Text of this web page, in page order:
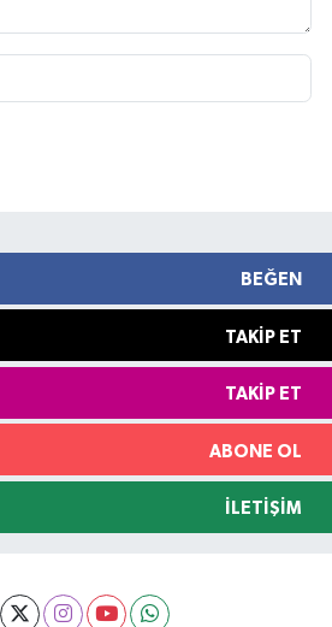
BEĞEN
TAKIP ET
TAKIP ET
ABONE OL
İLETIŞIM